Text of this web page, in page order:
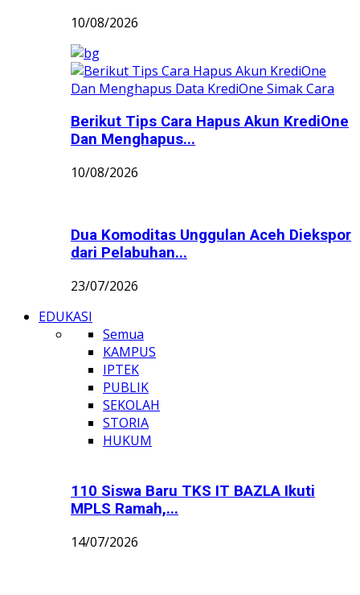
10/08/2026
Berikut Tips Cara Hapus Akun KrediOne
Dan Menghapus...
10/08/2026
Dua Komoditas Unggulan Aceh Diekspor
dari Pelabuhan...
23/07/2026
EDUKASI
Semua
KAMPUS
IPTEK
PUBLIK
SEKOLAH
STORIA
HUKUM
110 Siswa Baru TKS IT BAZLA Ikuti
MPLS Ramah,...
14/07/2026